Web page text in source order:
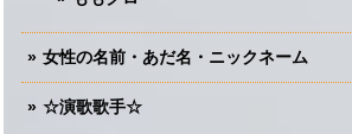
女性の名前・あだ名・ニックネーム
☆演歌歌手☆